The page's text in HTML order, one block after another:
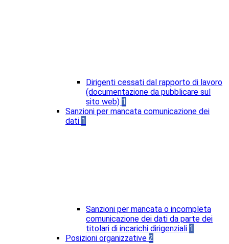
Dirigenti cessati dal rapporto di lavoro
(documentazione da pubblicare sul
sito web) 1
Sanzioni per mancata comunicazione dei
dati 1
Sanzioni per mancata o incompleta
comunicazione dei dati da parte dei
titolari di incarichi dirigenziali 1
Posizioni organizzative 2